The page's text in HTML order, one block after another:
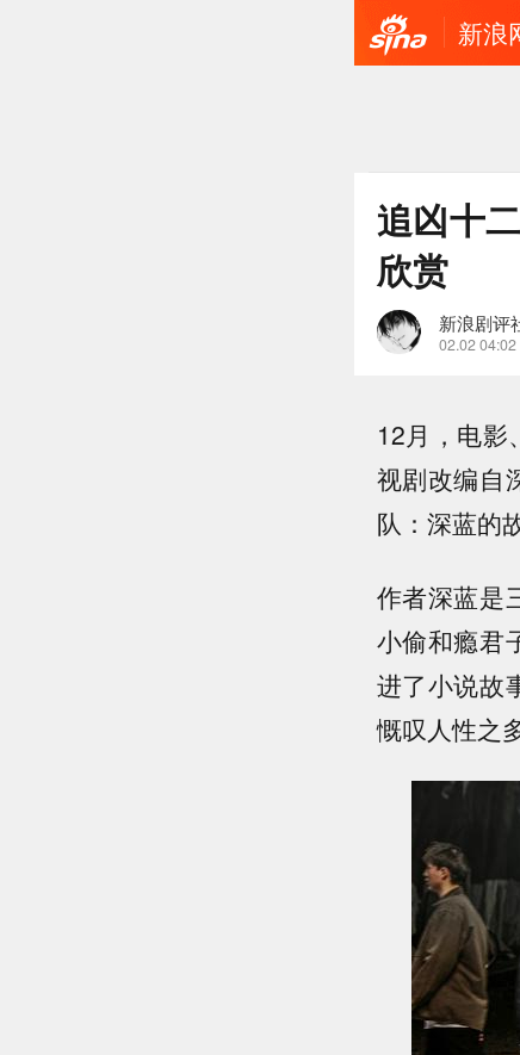
新浪
追凶十
欣赏
新浪剧评
02.02 04:02
12月，电影
视剧改编自
队：深蓝的
作者深蓝是
小偷和瘾君
进了小说故
慨叹人性之